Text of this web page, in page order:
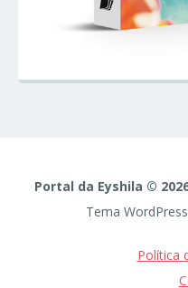
Portal da Eyshila ©
Tema
Política